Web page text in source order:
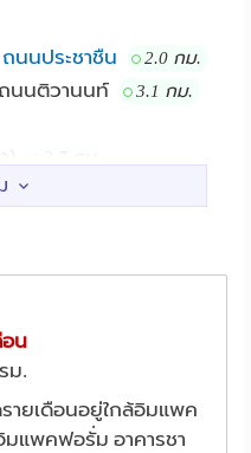
ถนนประชาชืน 2.0 กม.
ถนนติวานนท์ 3.1 กม.
) 3.7 กม.
น์
กม.
ส.ทบ.
.
อน
ม.
ายเดือนอยู่ใกล้อิมแพค
มแพคฟอรั่ม อาคารชา